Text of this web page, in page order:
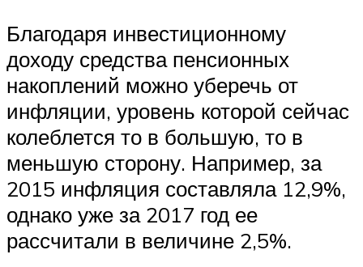
Благодаря инвестиционному
доходу средства пенсионных
накоплений можно уберечь от
инфляции, уровень которой сейчас
колеблется то в большую, то в
меньшую сторону. Например, за
2015 инфляция составляла 12,9%,
однако уже за 2017 год ее
рассчитали в величине 2,5%.